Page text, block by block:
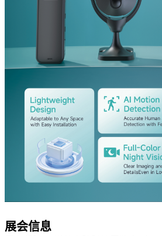
展会信息